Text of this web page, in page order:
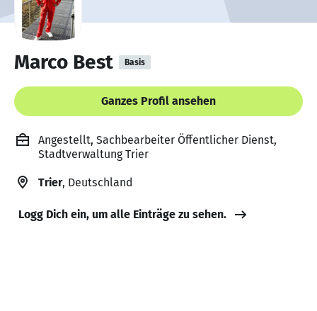
Marco Best Basis
Ganzes Profil ansehen
Angestellt, Sachbearbeiter Öffentlicher Dienst,
Stadtverwaltung Trier
Trier, Deutschland
Logg Dich ein, um alle Einträge zu sehen.